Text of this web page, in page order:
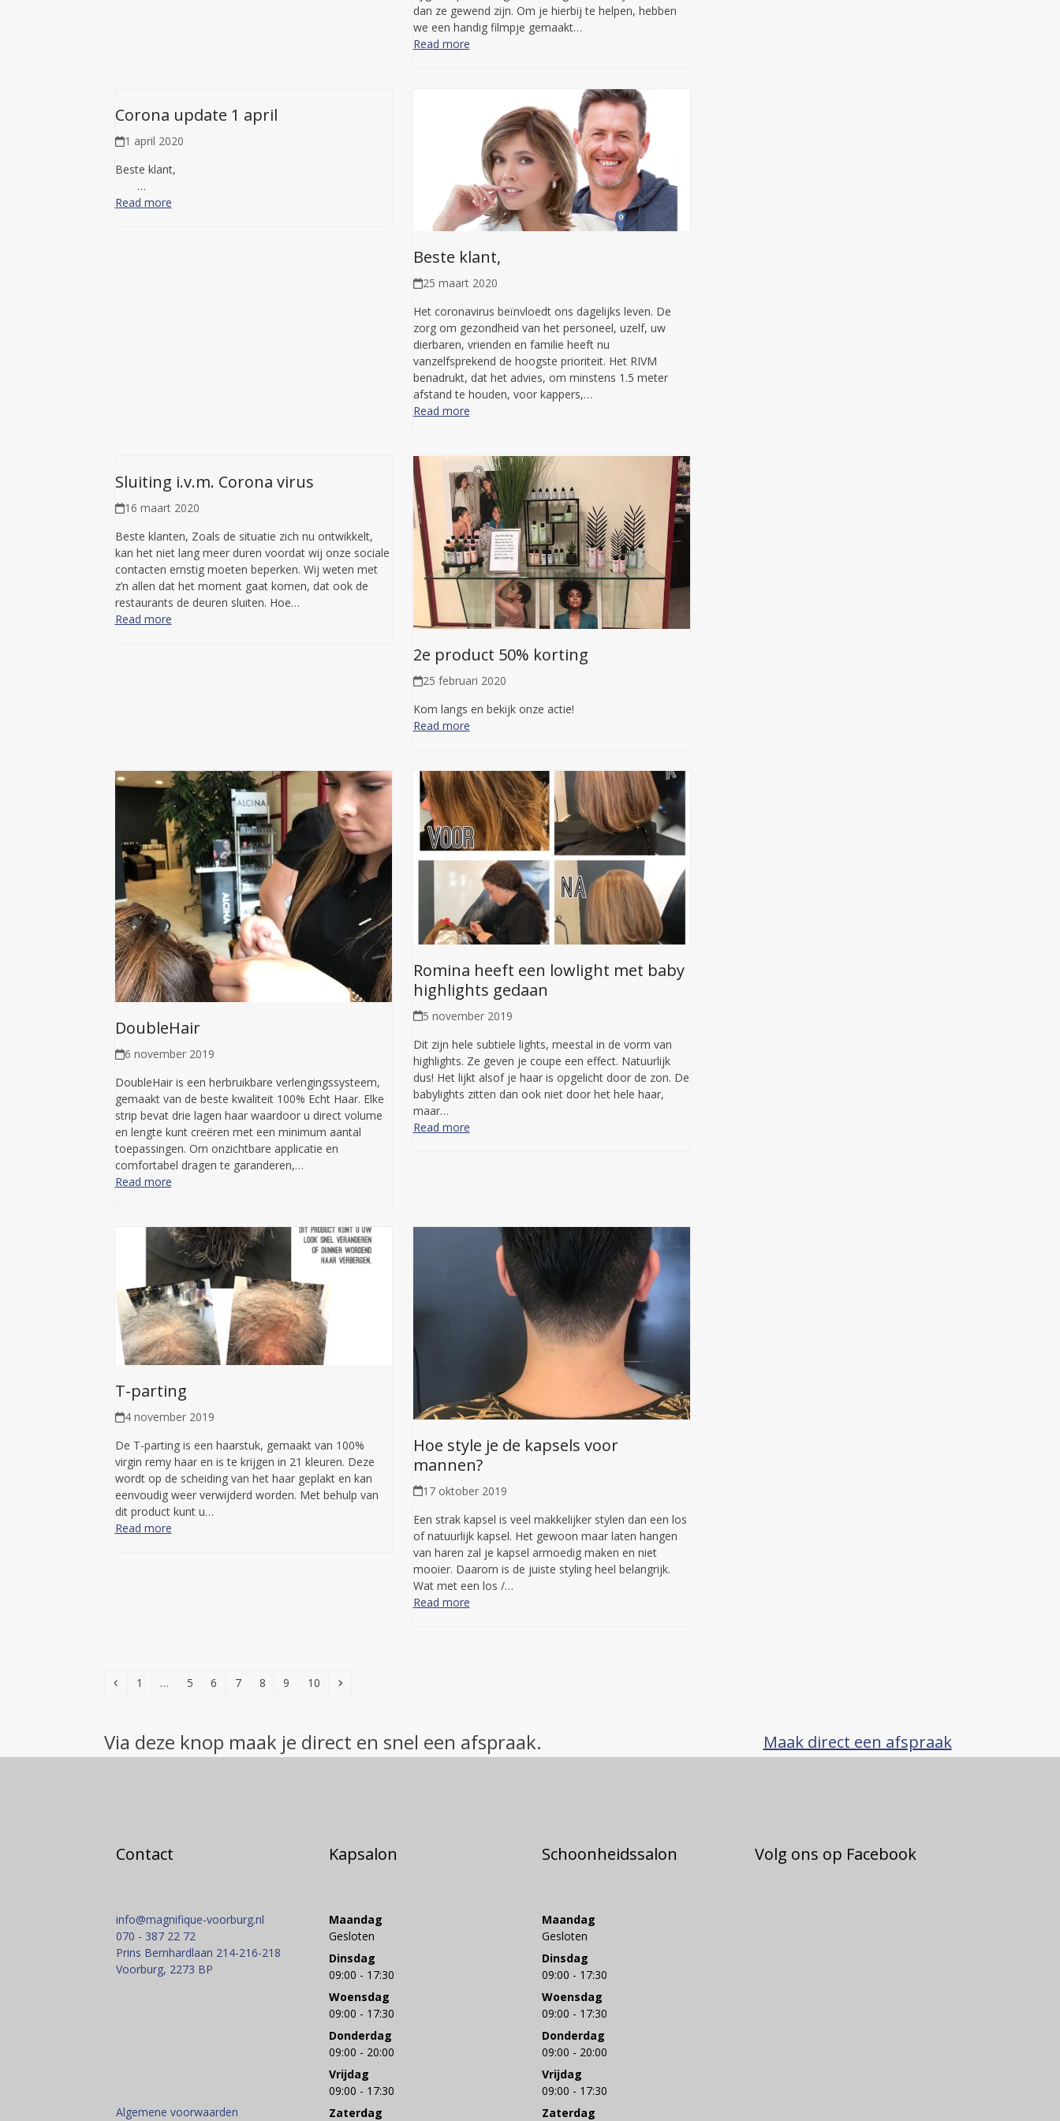
dan ze gewend zijn. Om je hierbij te helpen, hebben
we een handig filmpje gemaakt…
Read more
Corona update 1 april
1 april 2020
Beste klant,
…
Read more
Beste klant,
25 maart 2020
Het coronavirus beïnvloedt ons dagelijks leven. De
zorg om gezondheid van het personeel, uzelf, uw
dierbaren, vrienden en familie heeft nu
vanzelfsprekend de hoogste prioriteit. Het RIVM
benadrukt, dat het advies, om minstens 1.5 meter
afstand te houden, voor kappers,…
Read more
Sluiting i.v.m. Corona virus
16 maart 2020
Beste klanten, Zoals de situatie zich nu ontwikkelt,
kan het niet lang meer duren voordat wij onze sociale
contacten ernstig moeten beperken. Wij weten met
z’n allen dat het moment gaat komen, dat ook de
restaurants de deuren sluiten. Hoe…
Read more
2e product 50% korting
25 februari 2020
Kom langs en bekijk onze actie!
Read more
DoubleHair
6 november 2019
DoubleHair is een herbruikbare verlengingssysteem,
gemaakt van de beste kwaliteit 100% Echt Haar. Elke
strip bevat drie lagen haar waardoor u direct volume
en lengte kunt creëren met een minimum aantal
toepassingen. Om onzichtbare applicatie en
comfortabel dragen te garanderen,…
Read more
Romina heeft een lowlight met baby
highlights gedaan
5 november 2019
Dit zijn hele subtiele lights, meestal in de vorm van
highlights. Ze geven je coupe een effect. Natuurlijk
dus! Het lijkt alsof je haar is opgelicht door de zon. De
babylights zitten dan ook niet door het hele haar,
maar…
Read more
T-parting
4 november 2019
De T-parting is een haarstuk, gemaakt van 100%
virgin remy haar en is te krijgen in 21 kleuren. Deze
wordt op de scheiding van het haar geplakt en kan
eenvoudig weer verwijderd worden. Met behulp van
dit product kunt u…
Read more
Hoe style je de kapsels voor
mannen?
17 oktober 2019
Een strak kapsel is veel makkelijker stylen dan een los
of natuurlijk kapsel. Het gewoon maar laten hangen
van haren zal je kapsel armoedig maken en niet
mooier. Daarom is de juiste styling heel belangrijk.
Wat met een los /…
Read more
Previous
Page
1 … Page
5 Page
6 Page
7 Page
8 Page
9 Page
10 Next
Via deze knop maak je direct en snel een afspraak. Maak direct een afspraak
Contact
info@magnifique-voorburg.nl
070 - 387 22 72
Prins Bernhardlaan 214-216-218
Voorburg, 2273 BP
Algemene voorwaarden
Kapsalon
Maandag
Gesloten
Dinsdag
09:00 - 17:30
Woensdag
09:00 - 17:30
Donderdag
09:00 - 20:00
Vrijdag
09:00 - 17:30
Zaterdag
Schoonheidssalon
Maandag
Gesloten
Dinsdag
09:00 - 17:30
Woensdag
09:00 - 17:30
Donderdag
09:00 - 20:00
Vrijdag
09:00 - 17:30
Zaterdag
Volg ons op Facebook